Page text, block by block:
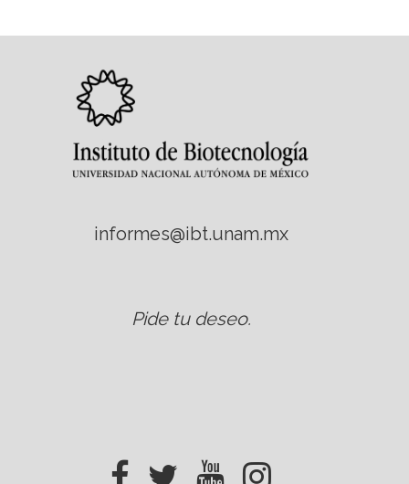
informes@ibt.unam.mx
Pide tu deseo.